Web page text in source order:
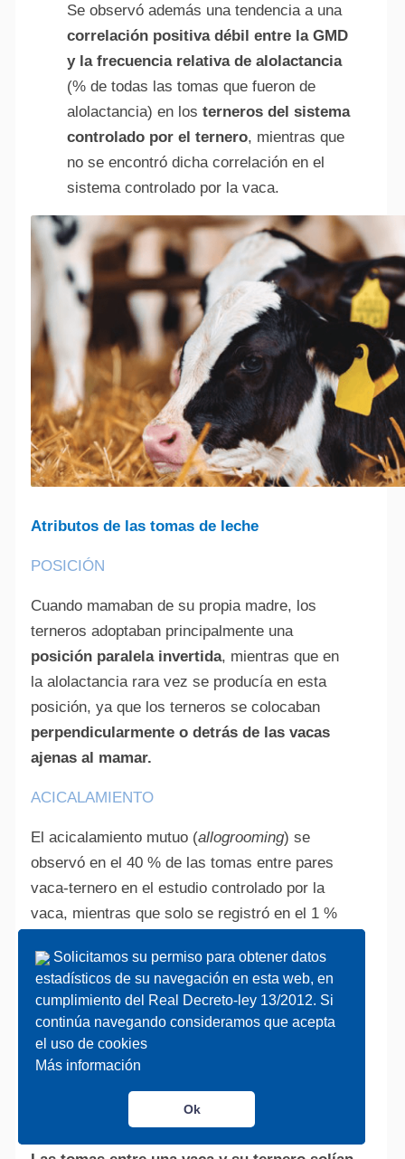
Solicitamos su permiso para obtener datos
estadísticos de su navegación en esta web, en
cumplimiento del Real Decreto-ley 13/2012. Si
continúa navegando consideramos que acepta
el uso de cookies
Más información
Ok
Solicitamos su permiso para obtener datos
estadísticos de su navegación en esta web, en
cumplimiento del Real Decreto-ley 13/2012. Si
continúa navegando consideramos que acepta
el uso de cookies
Más información
Ok
Se observó además una tendencia a una
correlación positiva débil entre la GMD
y la frecuencia relativa de alolactancia
(% de todas las tomas que fueron de
alolactancia) en los terneros del sistema
controlado por el ternero, mientras que
no se encontró dicha correlación en el
sistema controlado por la vaca.
Atributos de las tomas de leche
POSICIÓN
Cuando mamaban de su propia madre, los
terneros adoptaban principalmente una
posición paralela invertida, mientras que en
la alolactancia rara vez se producía en esta
posición, ya que los terneros se colocaban
perpendicularmente o detrás de las vacas
ajenas al mamar.
ACICALAMIENTO
El acicalamiento mutuo (allogrooming) se
observó en el 40 % de las tomas entre pares
vaca-ternero en el estudio controlado por la
vaca, mientras que solo se registró en el 1 %
De forma similar, en el estudio
controlado por el ternero el
acicalamiento se observó en el 49 % de las
tomas con la madre y en ninguno de los
FINALIZACIÓN DEL AMAMANTAMIENTO